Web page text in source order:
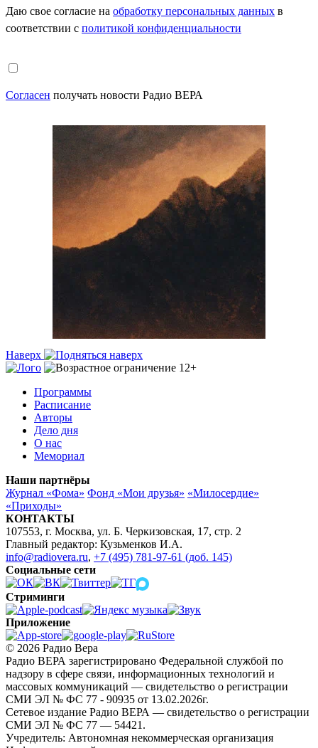
Даю свое согласие на обработку персональных данных в
соответствии с политикой конфиденциальности
Согласен получать новости Радио ВЕРА
Наверх
Программы
Расписание
Авторы
Дело дня
О нас
Мемориал
Наши партнёры
Журнал «Фома» Фонд «Мои друзья» «Милосердие»
«Приходы»
КОНТАКТЫ
107553, г. Москва, ул. Б. Черкизовская, 17, стр. 2
Главный редактор: Кузьменков И.А.
info@radiovera.ru, +7 (495) 781-97-61 (доб. 145)
Социальные сети
Стриминги
Приложение
© 2026 Радио Вера
Радио ВЕРА зарегистрировано Федеральной службой по
надзору в сфере связи, информационных технологий и
массовых коммуникаций — свидетельство о регистрации
СМИ ЭЛ № ФС 77 - 90935 от 13.02.2026г.
Сетевое издание Радио ВЕРА — свидетельство о регистрации
СМИ ЭЛ № ФС 77 — 54421.
Учредитель: Автономная некоммерческая организация